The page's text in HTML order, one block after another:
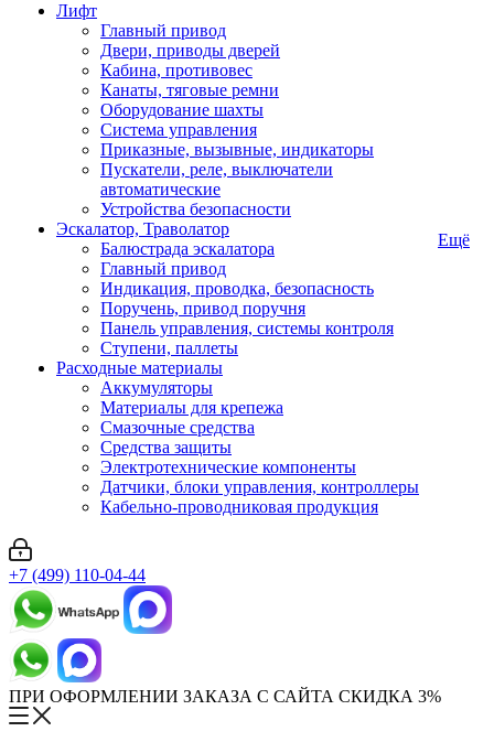
Лифт
Главный привод
Двери, приводы дверей
Кабина, противовес
Канаты, тяговые ремни
Оборудование шахты
Система управления
Приказные, вызывные, индикаторы
Пускатели, реле, выключатели
автоматические
Устройства безопасности
Эскалатор, Траволатор
Балюстрада эскалатора
Главный привод
Индикация, проводка, безопасность
Поручень, привод поручня
Панель управления, системы контроля
Ступени, паллеты
Расходные материалы
Аккумуляторы
Материалы для крепежа
Смазочные средства
Средства защиты
Электротехнические компоненты
Датчики, блоки управления, контроллеры
Кабельно-проводниковая продукция
Ещё
+7 (499) 110-04-44
ПРИ ОФОРМЛЕНИИ ЗАКАЗА С САЙТА СКИДКА 3%